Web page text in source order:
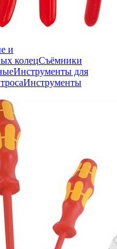
и
колецСъёмники
Инструменты для
Инструменты